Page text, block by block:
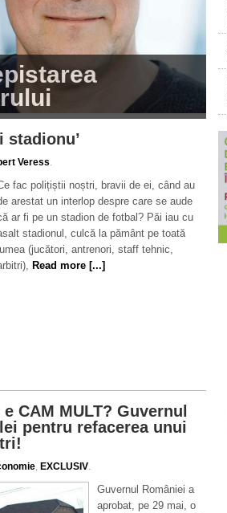
stadionu’
Veress.
fac polițiștii noștri, bravii de ei, când au
arestat un interlop despre care se aude
ar fi pe un stadion de fotbal? Păi iau cu
stadionul, culcă la pământ pe toată
lumea (jucători, antrenori, staff tehnic,
Read more [...]
CAM MULT? Guvernul
pentru refacerea unui
, EXCLUSIV.
Guvernul României a
aprobat, pe 29 mai, o